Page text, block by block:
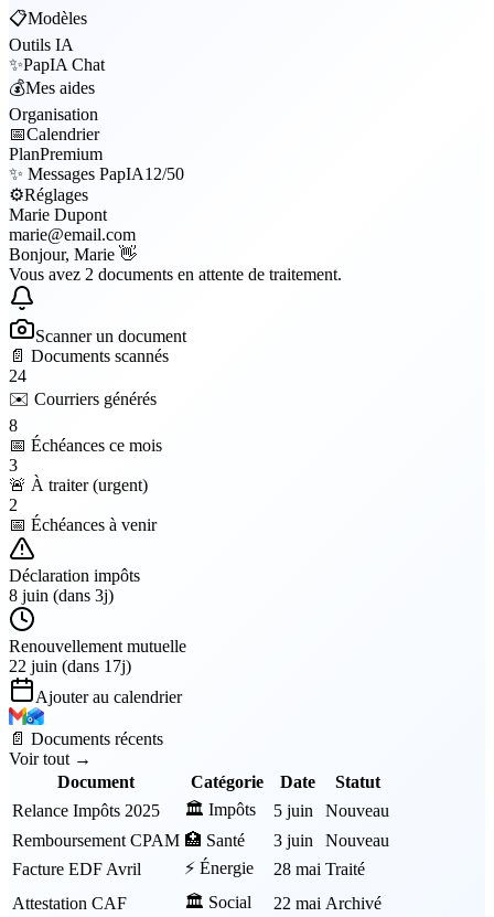
📋Modèles
Outils IA
✨PapIA Chat
💰Mes aides
Organisation
📅Calendrier
PlanPremium
✨ Messages PapIA12/50
⚙️Réglages
Marie Dupont
marie@email.com
Bonjour, Marie 👋
Vous avez 2 documents en attente de traitement.
Scanner un document
📄 Documents scannés
24
✉️ Courriers générés
8
📅 Échéances ce mois
3
🚨 À traiter (urgent)
2
📅 Échéances à venir
Déclaration impôts
8 juin (dans 3j)
Renouvellement mutuelle
22 juin (dans 17j)
Ajouter au calendrier
📄 Documents récents
Voir tout →
Document
Catégorie Date
Statut
Relance Impôts 2025
🏛️ Impôts 5 juin
Nouveau
Remboursement CPAM 🏥 Santé 3 juin
Nouveau
Facture EDF Avril
⚡ Énergie 28 mai Traité
Attestation CAF
🏛️ Social 22 mai Archivé